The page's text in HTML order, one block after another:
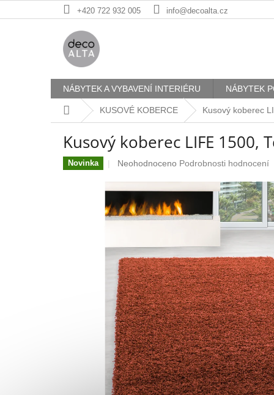
na
+420 722 932 005 info@decoalta.cz
NÁBYTEK A VYBAVENÍ INTERIÉRU NÁBYTEK
Domů KUSOVÉ KOBERCE Kusový koberec
Kusový koberec LIFE 1500,
Novinka
Průměrné
0,0
z
Neohodnoceno Podrobnosti hodnocení